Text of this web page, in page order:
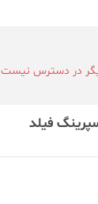
در دسترس نیست
فیلد